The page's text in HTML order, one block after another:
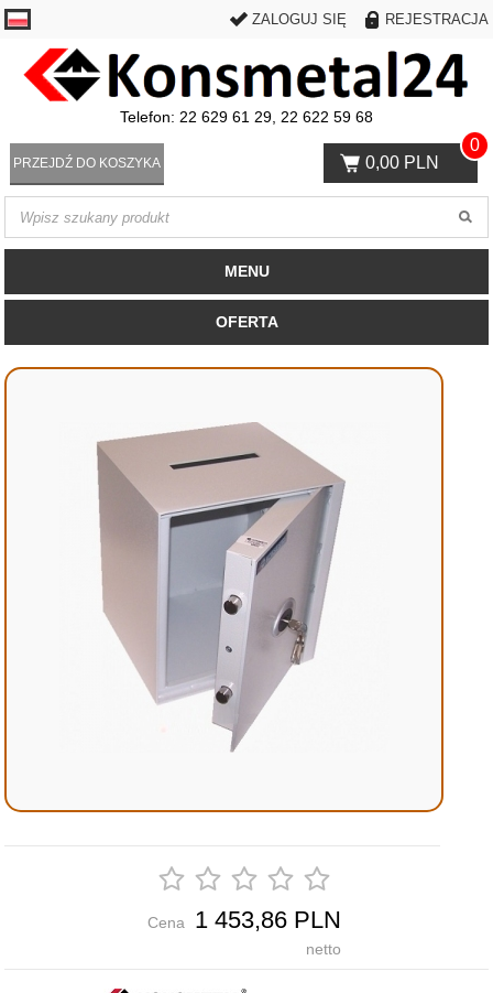
ZALOGUJ SIĘ REJESTRACJA
Telefon: 22 629 61 29, 22 622 59 68
0,00 PLN
0
PRZEJDŹ DO KOSZYKA
MENU
OFERTA
Cena 1 453,86 PLN
netto